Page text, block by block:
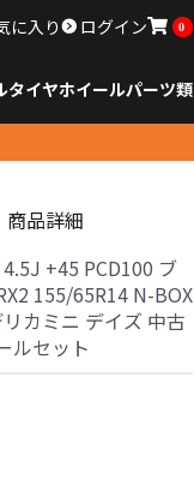
に入り ログイン 0
タイヤホイールパーツ類
商品詳細
+45 PCD100 ブ
155/65R14 N-BOX
カミニ デイズ 中古
ルセット